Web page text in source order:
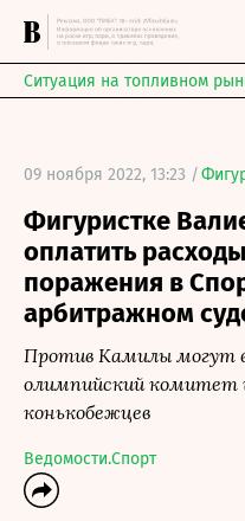
Ситуация на топливном
09 ноября 2022, 13:23 /
Фигуристке
оплатить
поражения в
арбитражном
Против Камилы могут
олимпийский комитет
конькобежцев
Ведомости.Спорт